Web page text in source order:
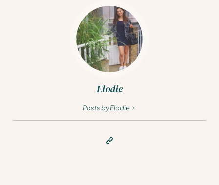
Elodie
Posts by Elodie